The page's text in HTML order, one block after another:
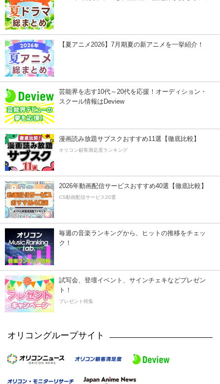
【夏アニメ2026】7月期夏の新アニメを一挙紹介！
芸能界を志す10代～20代を応援！オーディション・
スクール情報はDeview
漫画読み放題サブスクおすすめ11選【徹底比較】
オリコン顧客満足度ランキング
2026年動画配信サービスおすすめ40選【徹底比較】
CS動画配信サービス20選
毎週の音楽ランキングから、ヒットの推移をチェッ
ク！
試写会、登壇イベント、サインチェキなどプレゼン
ト！
プレゼント特集
オリコングループサイト